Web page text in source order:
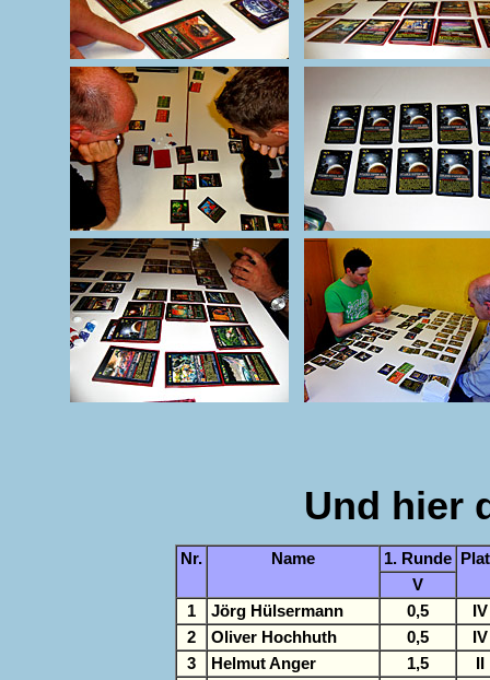
Und hier
Nr. Name 1. Runde
V
1
Jörg Hülsermann 0,5
IV
2
Oliver Hochhuth 0,5
IV
3
Helmut Anger 1,5